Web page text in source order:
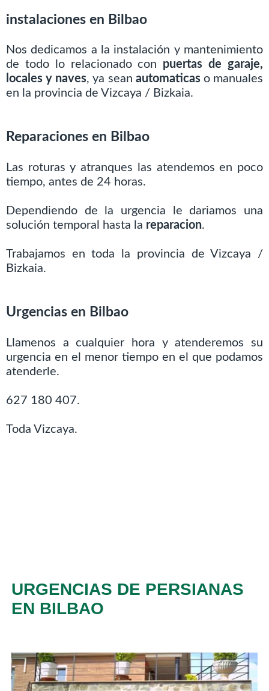
instalaciones en Bilbao
Nos dedicamos a la instalación y mantenimiento
de todo lo relacionado con puertas de garaje,
locales y naves, ya sean automaticaso manuales
en la provincia de Vizcaya / Bizkaia.
Reparaciones en Bilbao
Las roturas y atranques las atendemos en poco
tiempo, antes de 24 horas.
Dependiendo de la urgencia le dariamos una
solución temporal hasta la reparacion.
Trabajamos en toda la provincia de Vizcaya /
Bizkaia.
Urgencias en Bilbao
Llamenos a cualquier hora y atenderemos su
urgencia en el menor tiempo en el que podamos
atenderle.
627 180 407.
Toda Vizcaya.
URGENCIAS DE PERSIANAS
EN BILBAO